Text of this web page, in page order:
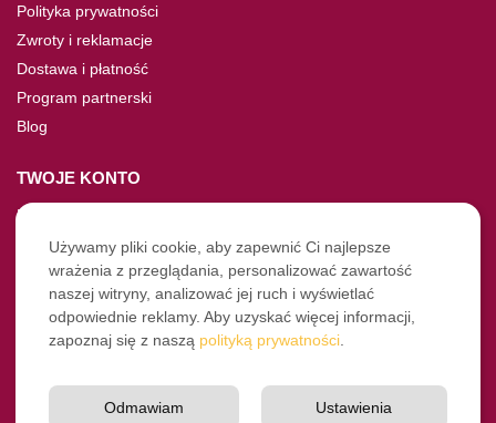
Polityka prywatności
Zwroty i reklamacje
Dostawa i płatność
Program partnerski
Blog
TWOJE KONTO
Moje konto
Nie pamiętasz hasła?
Twoje zamówienia
NASZE SOCIALE
Instagram
Używamy pliki cookie, aby zapewnić Ci najlepsze
wrażenia z przeglądania, personalizować zawartość
naszej witryny, analizować jej ruch i wyświetlać
odpowiednie reklamy. Aby uzyskać więcej informacji,
zapoznaj się z naszą polityką prywatności
Ustawienia
Odmawiam